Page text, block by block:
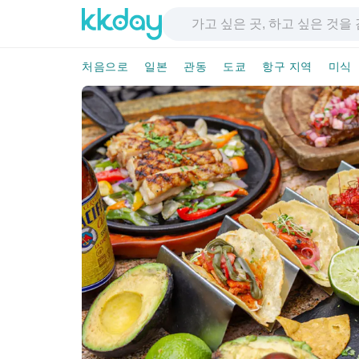
처음으로 일본 관동 도쿄 항구 지역 미식